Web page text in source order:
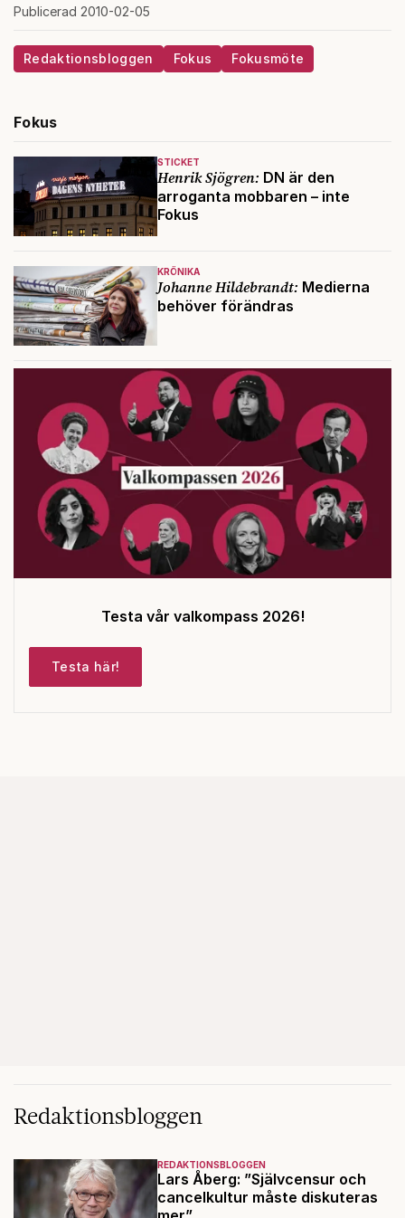
Publicerad 2010-02-05
Redaktionsbloggen Fokus Fokusmöte
Fokus
STICKET
Henrik Sjögren: DN är den
arroganta mobbaren – inte
Fokus
KRÖNIKA
Johanne Hildebrandt: Medierna
behöver förändras
Testa vår valkompass 2026!
Testa här!
Redaktionsbloggen
REDAKTIONSBLOGGEN
Lars Åberg: ”Självcensur och
cancelkultur måste diskuteras